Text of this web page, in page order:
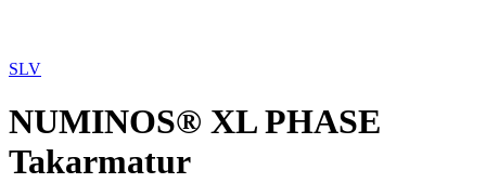
SLV
NUMINOS® XL PHASE
Takarmatur